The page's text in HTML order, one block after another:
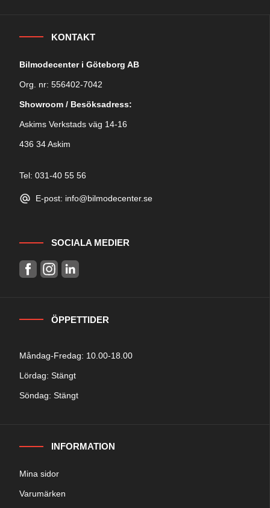
KONTAKT
Bilmodecenter i Göteborg AB
Org. nr: 556402-7042
Showroom / Besöksadress:
Askims Verkstads väg 14-16
436 34 Askim
Tel: 031-40 55 56
E-post: info@bilmodecenter.se
SOCIALA MEDIER
ÖPPETTIDER
Måndag-Fredag: 10.00-18.00
Lördag: Stängt
Söndag: Stängt
INFORMATION
Mina sidor
Varumärken